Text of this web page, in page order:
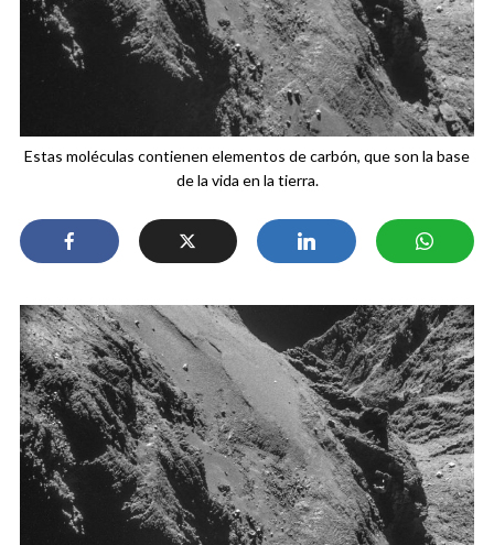
Estas moléculas contienen elementos de carbón, que son la base
de la vida en la tierra.